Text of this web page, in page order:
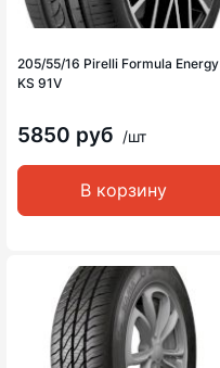
205/55/16 Pirelli Formula Energy
KS 91V
5850 руб /шт
В корзину